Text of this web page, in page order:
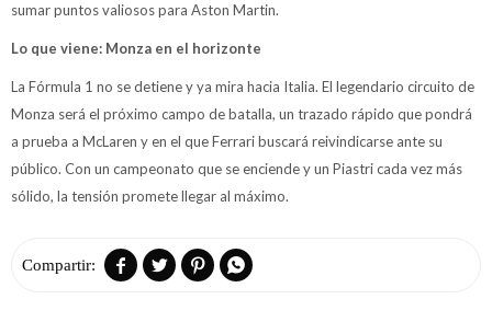
sumar puntos valiosos para Aston Martin.
Lo que viene: Monza en el horizonte
La Fórmula 1 no se detiene y ya mira hacia Italia. El legendario circuito de
Monza será el próximo campo de batalla, un trazado rápido que pondrá
a prueba a McLaren y en el que Ferrari buscará reivindicarse ante su
público. Con un campeonato que se enciende y un Piastri cada vez más
sólido, la tensión promete llegar al máximo.
   